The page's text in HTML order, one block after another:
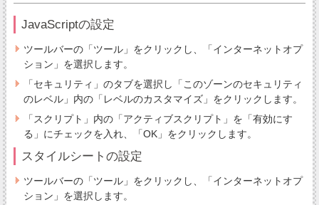
JavaScriptの設定
ツールバーの「ツール」をクリックし、「インターネットオプ
ション」を選択します。
「セキュリティ」のタブを選択し「このゾーンのセキュリティ
のレベル」内の「レベルのカスタマイズ」をクリックします。
「スクリプト」内の「アクティブスクリプト」を「有効にす
る」にチェックを入れ、「OK」をクリックします。
スタイルシートの設定
ツールバーの「ツール」をクリックし、「インターネットオプ
ション」を選択します。